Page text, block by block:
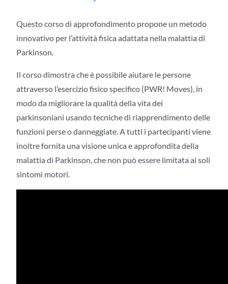
Questo corso di approfondimento propone un metodo
innovativo per l’attività fisica adattata nella malattia di
Parkinson.
Il corso dimostra che è possibile aiutare le persone
attraverso l’esercizio fisico specifico (PWR! Moves), in
modo da migliorare la qualità della vita dei
parkinsoniani usando tecniche di riapprendimento delle
funzioni perse o danneggiate. A tutti i partecipanti viene
inoltre fornita una visione unica e approfondita della
malattia di Parkinson, che non può essere limitata ai soli
sintomi motori.